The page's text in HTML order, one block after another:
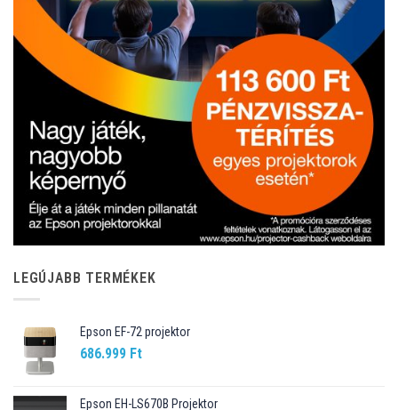
LEGÚJABB TERMÉKEK
Epson EF-72 projektor
686.999 Ft
Epson EH-LS670B Projektor